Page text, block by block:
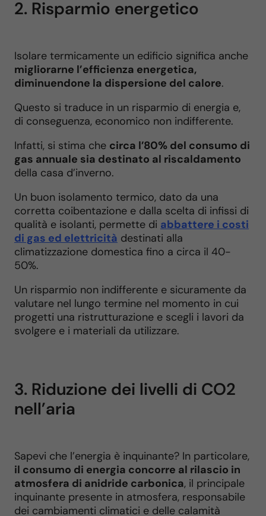
2. Risparmio energetico
Isolare termicamente un edificio significa anche
migliorarne l’efficienza energetica,
diminuendone la dispersione del calore.
Questo si traduce in un risparmio di energia e,
di conseguenza, economico non indifferente.
Infatti, si stima che circa l’80% del consumo di
gas annuale sia destinato al riscaldamento
della casa d’inverno.
Un buon isolamento termico, dato da una
corretta coibentazione e dalla scelta di infissi di
qualità e isolanti, permette di abbattere i costi
di gas ed elettricità destinati alla
climatizzazione domestica fino a circa il 40-
50%.
Un risparmio non indifferente e sicuramente da
valutare nel lungo termine nel momento in cui
progetti una ristrutturazione e scegli i lavori da
svolgere e i materiali da utilizzare.
3. Riduzione dei livelli di CO2
nell’aria
Sapevi che l’energia è inquinante? In particolare,
il consumo di energia concorre al rilascio in
atmosfera di anidride carbonica, il principale
inquinante presente in atmosfera, responsabile
dei cambiamenti climatici e delle calamità